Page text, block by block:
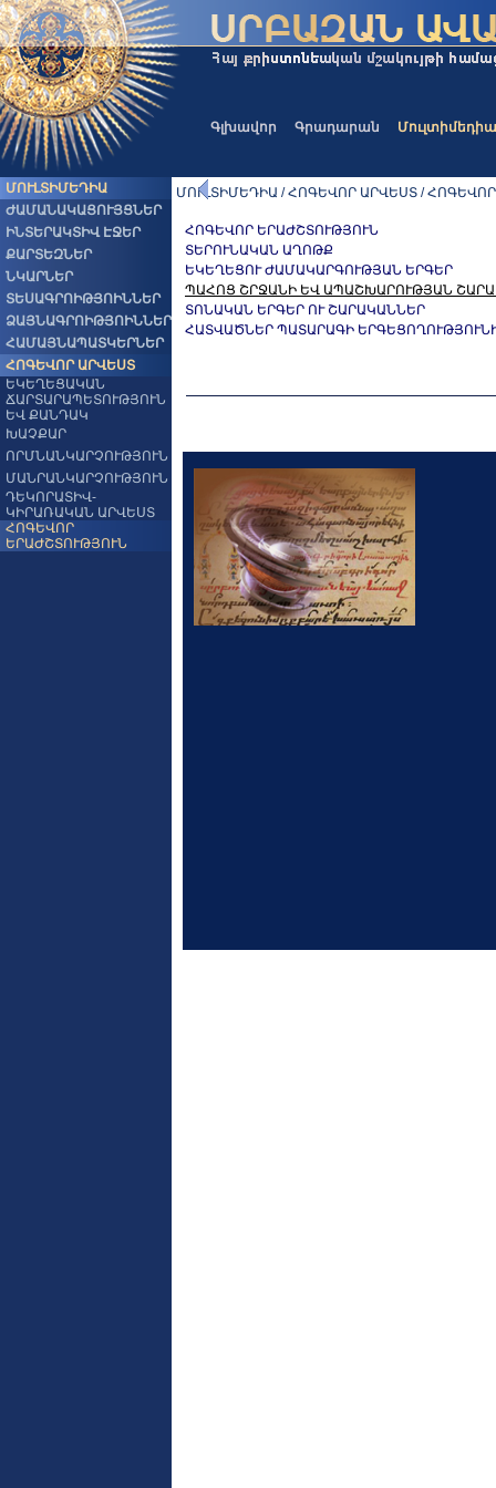
Գլխավոր Գրադարան Մուլտիմեդիա
ՄՈՒԼՏԻՄԵԴԻԱ
ԺԱՄԱՆԱԿԱՑՈՒՅՑՆԵՐ
ԻՆՏԵՐԱԿՏԻՎ ԷՋԵՐ
ՔԱՐՏԵԶՆԵՐ
ՆԿԱՐՆԵՐ
ՏԵՍԱԳՐՈԻԹՅՈԻՆՆԵՐ
ՁԱՅՆԱԳՐՈԻԹՅՈԻՆՆԵՐ
ՀԱՄԱՅՆԱՊԱՏԿԵՐՆԵՐ
ՀՈԳԵՎՈՐ ԱՐՎԵՍՏ
ԵԿԵՂԵՑԱԿԱՆ
ՃԱՐՏԱՐԱՊԵՏՈՒԹՅՈՒՆ
ԵՎ ՔԱՆԴԱԿ
ԽԱՉՔԱՐ
ՈՐՄՆԱՆԿԱՐՉՈՒԹՅՈՒՆ
ՄԱՆՐԱՆԿԱՐՉՈՒԹՅՈՒՆ
ԴԵԿՈՐԱՏԻՎ-
ԿԻՐԱՌԱԿԱՆ ԱՐՎԵՍՏ
ՀՈԳԵՎՈՐ
ԵՐԱԺՇՏՈՒԹՅՈՒՆ
ՄՈՒԼՏԻՄԵԴԻԱ / ՀՈԳԵՎՈՐ ԱՐՎԵՍՏ /
ՀՈԳԵՎՈՐ ԵՐԱԺՇՏՈՒԹՅՈՒՆ
ՏԵՐՈՒՆԱԿԱՆ ԱՂՈԹՔ
ԵԿԵՂԵՑՈՒ ԺԱՄԱԿԱՐԳՈՒԹՅԱՆ ԵՐԳԵՐ
ՊԱՀՈՑ ՇՐՋԱՆԻ ԵՎ ԱՊԱՇԽԱՐՈՒԹՅԱՆ
ՏՈՆԱԿԱՆ ԵՐԳԵՐ ՈՒ ՇԱՐԱԿԱՆՆԵՐ
ՀԱՏՎԱԾՆԵՐ ՊԱՏԱՐԱԳԻ